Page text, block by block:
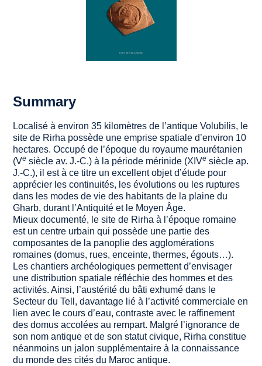
Summary
Localisé à environ 35 kilomètres de l’antiqueVolubilis, le
site de Rirha possède une emprise spatiale d’environ 10
hectares. Occupé de l’époque du royaume maurétanien
(Ve siècle av. J.-C.) à la période mérinide (XIVe siècle ap.
J.-C.), il est à ce titre un excellent objet d’étude pour
apprécier les continuités, les évolutions ou les ruptures
dans les modes de vie des habitants de la plaine du
Gharb, durant l’Antiquité et le Moyen Âge.
Mieux documenté, le site de Rirha à l’époque romaine
est un centre urbain qui possède une partie des
composantes de la panoplie des agglomérations
romaines (domus, rues, enceinte, thermes, égouts…).
Les chantiers archéologiques permettent d’envisager
une distribution spatiale réfléchie des hommes et des
activités. Ainsi, l’austérité du bâti exhumé dans le
Secteur du Tell, davantage lié à l’activité commerciale en
lien avec le cours d’eau, contraste avec le raffinement
desdomus accolées au rempart. Malgré l’ignorance de
son nom antique et de son statut civique, Rirha constitue
néanmoins un jalon supplémentaire à la connaissance
du monde des cités du Maroc antique.